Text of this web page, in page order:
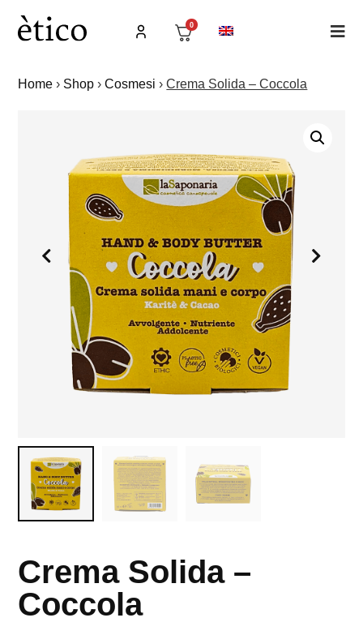
0
Home › Shop ›Cosmesi ›Crema Solida – Coccola
Crema Solida –
Coccola